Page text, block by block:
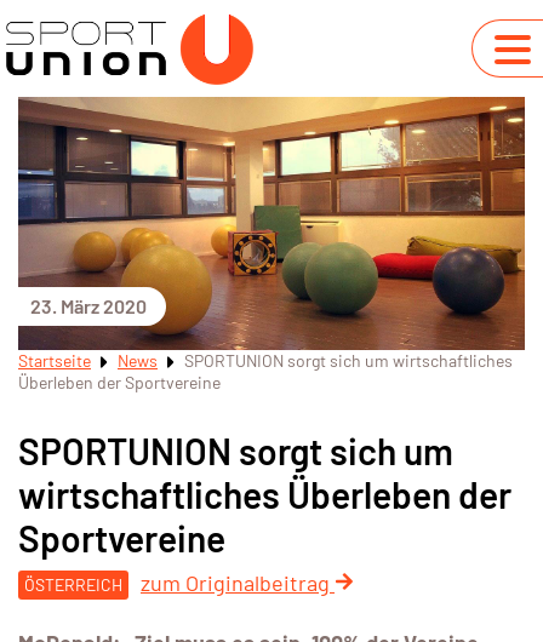
23. März 2020
Startseite News
SPORTUNION sorgt sich um wirtschaftliches
Überleben der Sportvereine
SPORTUNION sorgt sich um
wirtschaftliches Überleben der
Sportvereine
ÖSTERREICH zum Originalbeitrag